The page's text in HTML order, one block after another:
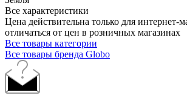
Все характеристики
Цена действительна только для интернет-
отличаться от цен в розничных магазинах
Все товары категории
Все товары бренда Globo